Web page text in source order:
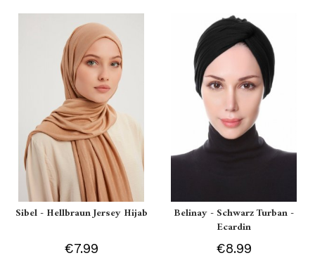
Sibel - Hellbraun Jersey Hijab
€7.99
Belinay - Schwarz Turban -
Ecardin
€8.99